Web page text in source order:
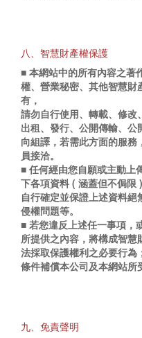
八、智慧財產權保護
■ 本網站中的所有內容之著
權、營業秘密、其他智慧
有，
請勿自行使用、轉載、修改
出租、發行、公開傳輸、
向組譯，若需此方面的服
員接洽。
■ 任何經由您自願或主動上
下各項資料 ( 涵蓋但不侷限
自行確定並保證上述資料
侵權問題等。
■ 若您違反上述任一事項，
所提供之內容，將構成智
法採取保護權利之必要行
條件補償本公司及本網站所
九、免責聲明